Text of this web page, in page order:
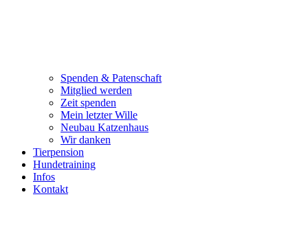
Spenden & Patenschaft
Mitglied werden
Zeit spenden
Mein letzter Wille
Neubau Katzenhaus
Wir danken
Tierpension
Hundetraining
Infos
Kontakt